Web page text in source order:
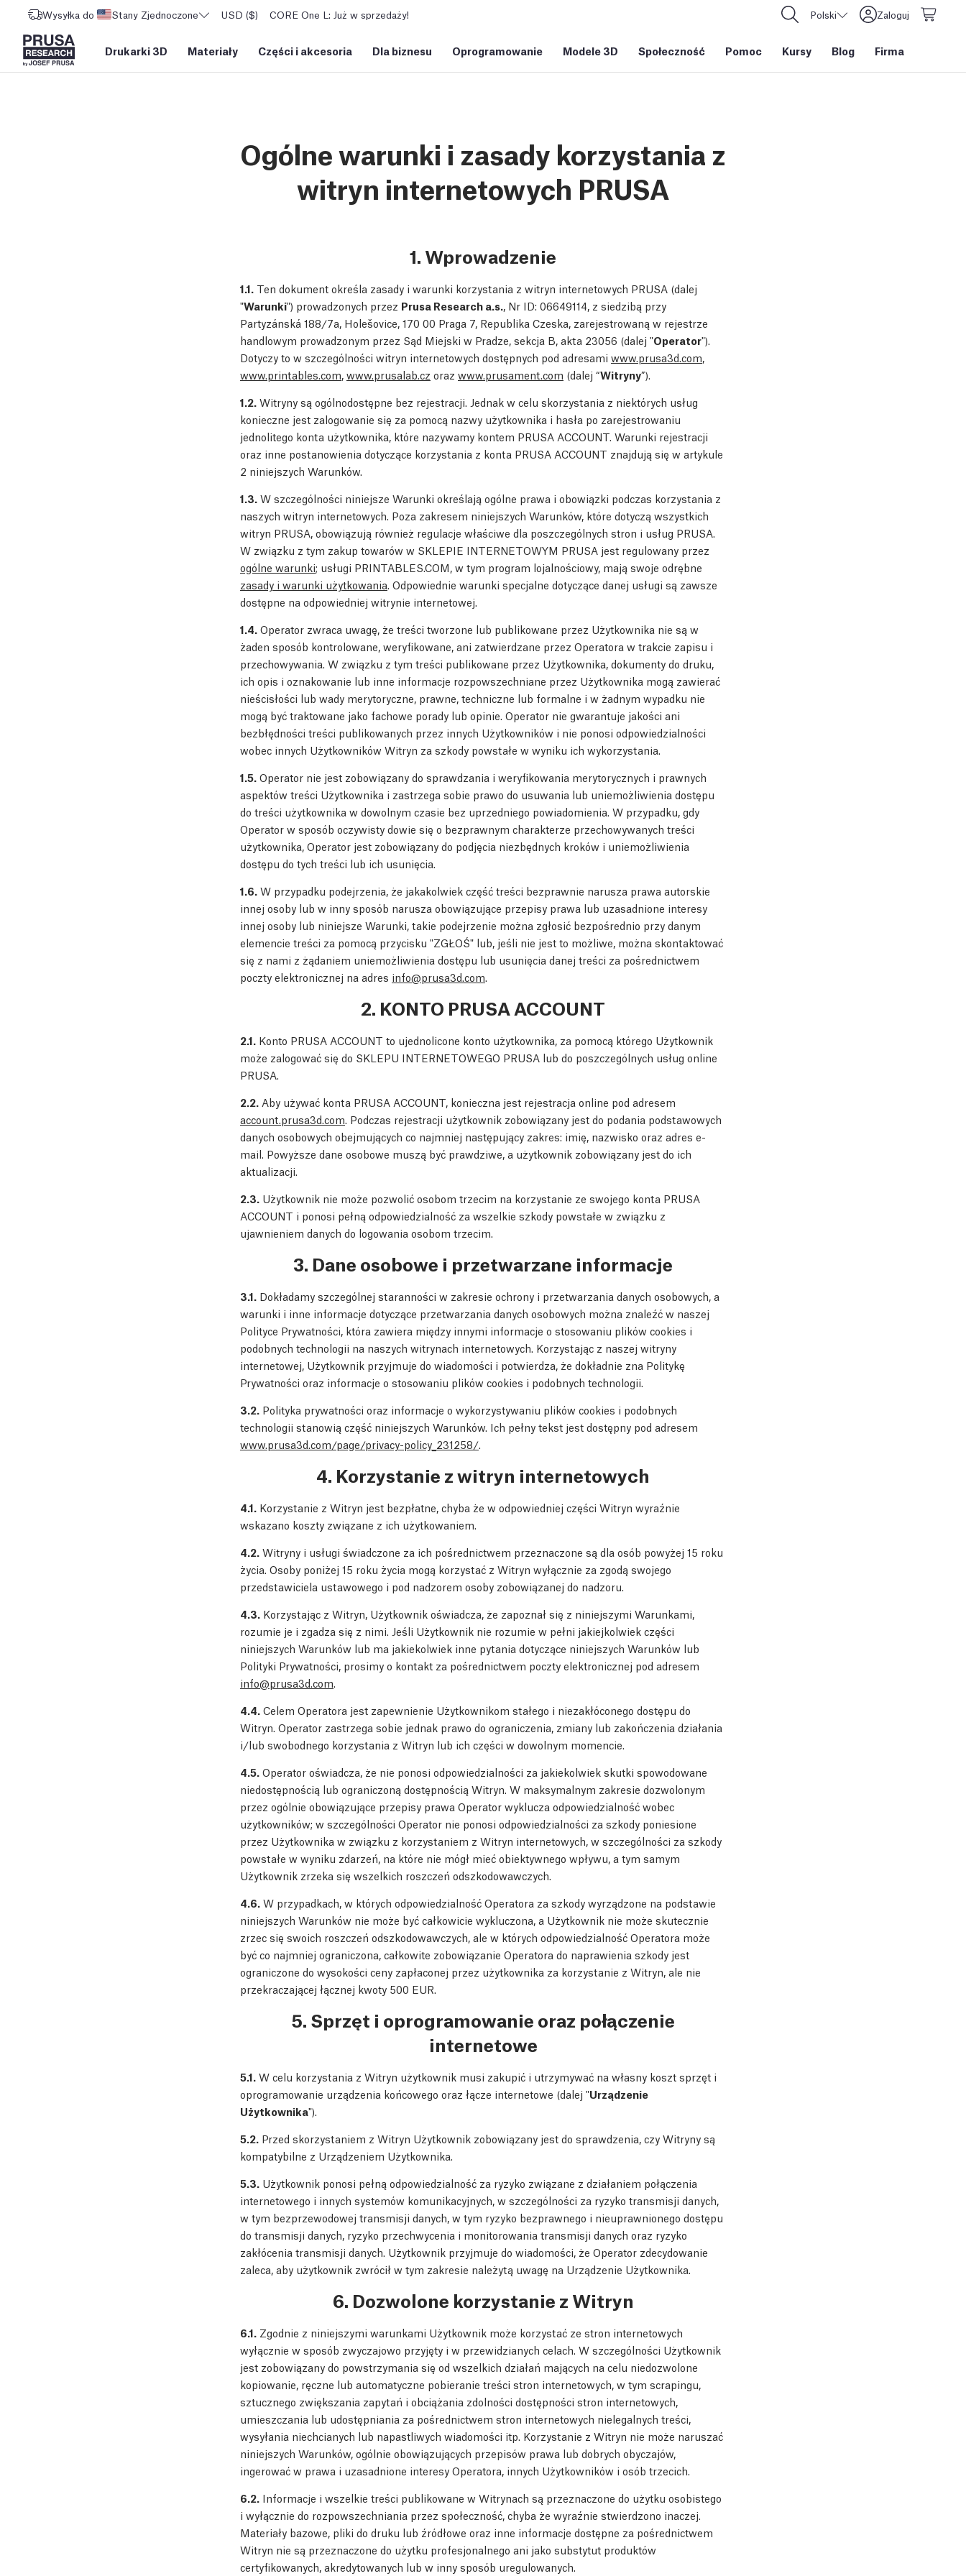
Wysyłka do Stany Zjednoczone USD ($) CORE One L: Już w sprzedaży! Polski Zaloguj
Drukarki 3D Materiały Części i akcesoria Dla biznesu Oprogramowanie Modele 3D Społeczność Pomoc Kursy Blog Firma
Ogólne warunki i zasady korzystania z
witryn internetowych PRUSA
1. Wprowadzenie
1.1. Ten dokument określa zasady i warunki korzystania z witryn internetowych PRUSA (dalej
"Warunki") prowadzonych przez Prusa Research a.s., Nr ID: 06649114, z siedzibą przy
Partyzánská 188/7a, Holešovice, 170 00 Praga 7, Republika Czeska, zarejestrowaną w rejestrze
handlowym prowadzonym przez Sąd Miejski w Pradze, sekcja B, akta 23056 (dalej "Operator").
Dotyczy to w szczególności witryn internetowych dostępnych pod adresami www.prusa3d.com,
www.printables.com, www.prusalab.cz oraz www.prusament.com (dalej “Witryny”).
1.2. Witryny są ogólnodostępne bez rejestracji. Jednak w celu skorzystania z niektórych usług
konieczne jest zalogowanie się za pomocą nazwy użytkownika i hasła po zarejestrowaniu
jednolitego konta użytkownika, które nazywamy kontem PRUSA ACCOUNT. Warunki rejestracji
oraz inne postanowienia dotyczące korzystania z konta PRUSA ACCOUNT znajdują się w artykule
2 niniejszych Warunków.
1.3. W szczególności niniejsze Warunki określają ogólne prawa i obowiązki podczas korzystania z
naszych witryn internetowych. Poza zakresem niniejszych Warunków, które dotyczą wszystkich
witryn PRUSA, obowiązują również regulacje właściwe dla poszczególnych stron i usług PRUSA.
W związku z tym zakup towarów w SKLEPIE INTERNETOWYM PRUSA jest regulowany przez
ogólne warunki; usługi PRINTABLES.COM, w tym program lojalnościowy, mają swoje odrębne
zasady i warunki użytkowania. Odpowiednie warunki specjalne dotyczące danej usługi są zawsze
dostępne na odpowiedniej witrynie internetowej.
1.4. Operator zwraca uwagę, że treści tworzone lub publikowane przez Użytkownika nie są w
żaden sposób kontrolowane, weryfikowane, ani zatwierdzane przez Operatora w trakcie zapisu i
przechowywania. W związku z tym treści publikowane przez Użytkownika, dokumenty do druku,
ich opis i oznakowanie lub inne informacje rozpowszechniane przez Użytkownika mogą zawierać
nieścisłości lub wady merytoryczne, prawne, techniczne lub formalne i w żadnym wypadku nie
mogą być traktowane jako fachowe porady lub opinie. Operator nie gwarantuje jakości ani
bezbłędności treści publikowanych przez innych Użytkowników i nie ponosi odpowiedzialności
wobec innych Użytkowników Witryn za szkody powstałe w wyniku ich wykorzystania.
1.5. Operator nie jest zobowiązany do sprawdzania i weryfikowania merytorycznych i prawnych
aspektów treści Użytkownika i zastrzega sobie prawo do usuwania lub uniemożliwienia dostępu
do treści użytkownika w dowolnym czasie bez uprzedniego powiadomienia. W przypadku, gdy
Operator w sposób oczywisty dowie się o bezprawnym charakterze przechowywanych treści
użytkownika, Operator jest zobowiązany do podjęcia niezbędnych kroków i uniemożliwienia
dostępu do tych treści lub ich usunięcia.
1.6. W przypadku podejrzenia, że jakakolwiek część treści bezprawnie narusza prawa autorskie
innej osoby lub w inny sposób narusza obowiązujące przepisy prawa lub uzasadnione interesy
innej osoby lub niniejsze Warunki, takie podejrzenie można zgłosić bezpośrednio przy danym
elemencie treści za pomocą przycisku "ZGŁOŚ" lub, jeśli nie jest to możliwe, można skontaktować
się z nami z żądaniem uniemożliwienia dostępu lub usunięcia danej treści za pośrednictwem
poczty elektronicznej na adres info@prusa3d.com.
2. KONTO PRUSA ACCOUNT
2.1. Konto PRUSA ACCOUNT to ujednolicone konto użytkownika, za pomocą którego Użytkownik
może zalogować się do SKLEPU INTERNETOWEGO PRUSA lub do poszczególnych usług online
PRUSA.
2.2. Aby używać konta PRUSA ACCOUNT, konieczna jest rejestracja online pod adresem
account.prusa3d.com. Podczas rejestracji użytkownik zobowiązany jest do podania podstawowych
danych osobowych obejmujących co najmniej następujący zakres: imię, nazwisko oraz adres e-
mail. Powyższe dane osobowe muszą być prawdziwe, a użytkownik zobowiązany jest do ich
aktualizacji.
2.3. Użytkownik nie może pozwolić osobom trzecim na korzystanie ze swojego konta PRUSA
ACCOUNT i ponosi pełną odpowiedzialność za wszelkie szkody powstałe w związku z
ujawnieniem danych do logowania osobom trzecim.
3. Dane osobowe i przetwarzane informacje
3.1. Dokładamy szczególnej staranności w zakresie ochrony i przetwarzania danych osobowych, a
warunki i inne informacje dotyczące przetwarzania danych osobowych można znaleźć w naszej
Polityce Prywatności, która zawiera między innymi informacje o stosowaniu plików cookies i
podobnych technologii na naszych witrynach internetowych. Korzystając z naszej witryny
internetowej, Użytkownik przyjmuje do wiadomości i potwierdza, że dokładnie zna Politykę
Prywatności oraz informacje o stosowaniu plików cookies i podobnych technologii.
3.2. Polityka prywatności oraz informacje o wykorzystywaniu plików cookies i podobnych
technologii stanowią część niniejszych Warunków. Ich pełny tekst jest dostępny pod adresem
www.prusa3d.com/page/privacy-policy_231258/.
4. Korzystanie z witryn internetowych
4.1. Korzystanie z Witryn jest bezpłatne, chyba że w odpowiedniej części Witryn wyraźnie
wskazano koszty związane z ich użytkowaniem.
4.2. Witryny i usługi świadczone za ich pośrednictwem przeznaczone są dla osób powyżej 15 roku
życia. Osoby poniżej 15 roku życia mogą korzystać z Witryn wyłącznie za zgodą swojego
przedstawiciela ustawowego i pod nadzorem osoby zobowiązanej do nadzoru.
4.3. Korzystając z Witryn, Użytkownik oświadcza, że zapoznał się z niniejszymi Warunkami,
rozumie je i zgadza się z nimi. Jeśli Użytkownik nie rozumie w pełni jakiejkolwiek części
niniejszych Warunków lub ma jakiekolwiek inne pytania dotyczące niniejszych Warunków lub
Polityki Prywatności, prosimy o kontakt za pośrednictwem poczty elektronicznej pod adresem
info@prusa3d.com.
4.4. Celem Operatora jest zapewnienie Użytkownikom stałego i niezakłóconego dostępu do
Witryn. Operator zastrzega sobie jednak prawo do ograniczenia, zmiany lub zakończenia działania
i/lub swobodnego korzystania z Witryn lub ich części w dowolnym momencie.
4.5. Operator oświadcza, że nie ponosi odpowiedzialności za jakiekolwiek skutki spowodowane
niedostępnością lub ograniczoną dostępnością Witryn. W maksymalnym zakresie dozwolonym
przez ogólnie obowiązujące przepisy prawa Operator wyklucza odpowiedzialność wobec
użytkowników; w szczególności Operator nie ponosi odpowiedzialności za szkody poniesione
przez Użytkownika w związku z korzystaniem z Witryn internetowych, w szczególności za szkody
powstałe w wyniku zdarzeń, na które nie mógł mieć obiektywnego wpływu, a tym samym
Użytkownik zrzeka się wszelkich roszczeń odszkodowawczych.
4.6. W przypadkach, w których odpowiedzialność Operatora za szkody wyrządzone na podstawie
niniejszych Warunków nie może być całkowicie wykluczona, a Użytkownik nie może skutecznie
zrzec się swoich roszczeń odszkodowawczych, ale w których odpowiedzialność Operatora może
być co najmniej ograniczona, całkowite zobowiązanie Operatora do naprawienia szkody jest
ograniczone do wysokości ceny zapłaconej przez użytkownika za korzystanie z Witryn, ale nie
przekraczającej łącznej kwoty 500 EUR.
5. Sprzęt i oprogramowanie oraz połączenie
internetowe
5.1. W celu korzystania z Witryn użytkownik musi zakupić i utrzymywać na własny koszt sprzęt i
oprogramowanie urządzenia końcowego oraz łącze internetowe (dalej "Urządzenie
Użytkownika").
5.2. Przed skorzystaniem z Witryn Użytkownik zobowiązany jest do sprawdzenia, czy Witryny są
kompatybilne z Urządzeniem Użytkownika.
5.3. Użytkownik ponosi pełną odpowiedzialność za ryzyko związane z działaniem połączenia
internetowego i innych systemów komunikacyjnych, w szczególności za ryzyko transmisji danych,
w tym bezprzewodowej transmisji danych, w tym ryzyko bezprawnego i nieuprawnionego dostępu
do transmisji danych, ryzyko przechwycenia i monitorowania transmisji danych oraz ryzyko
zakłócenia transmisji danych. Użytkownik przyjmuje do wiadomości, że Operator zdecydowanie
zaleca, aby użytkownik zwrócił w tym zakresie należytą uwagę na Urządzenie Użytkownika.
6. Dozwolone korzystanie z Witryn
6.1. Zgodnie z niniejszymi warunkami Użytkownik może korzystać ze stron internetowych
wyłącznie w sposób zwyczajowo przyjęty i w przewidzianych celach. W szczególności Użytkownik
jest zobowiązany do powstrzymania się od wszelkich działań mających na celu niedozwolone
kopiowanie, ręczne lub automatyczne pobieranie treści stron internetowych, w tym scrapingu,
sztucznego zwiększania zapytań i obciążania zdolności dostępności stron internetowych,
umieszczania lub udostępniania za pośrednictwem stron internetowych nielegalnych treści,
wysyłania niechcianych lub napastliwych wiadomości itp. Korzystanie z Witryn nie może naruszać
niniejszych Warunków, ogólnie obowiązujących przepisów prawa lub dobrych obyczajów,
ingerować w prawa i uzasadnione interesy Operatora, innych Użytkowników i osób trzecich.
6.2. Informacje i wszelkie treści publikowane w Witrynach są przeznaczone do użytku osobistego
i wyłącznie do rozpowszechniania przez społeczność, chyba że wyraźnie stwierdzono inaczej.
Materiały bazowe, pliki do druku lub źródłowe oraz inne informacje dostępne za pośrednictwem
Witryn nie są przeznaczone do użytku profesjonalnego ani jako substytut produktów
certyfikowanych, akredytowanych lub w inny sposób uregulowanych.